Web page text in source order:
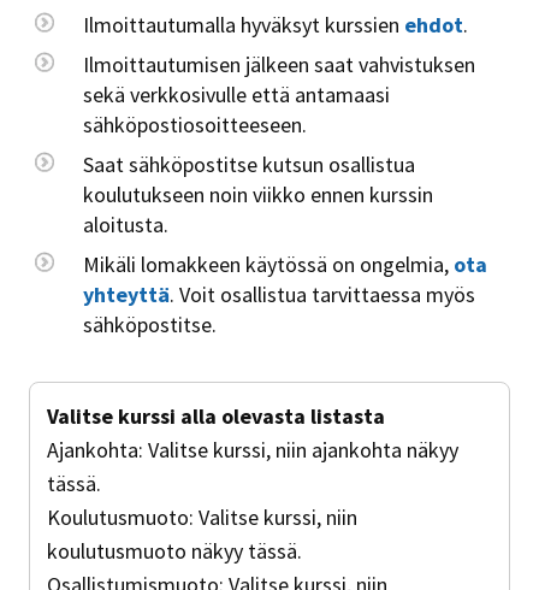
Ilmoittautumalla hyväksyt kurssien ehdot.
Ilmoittautumisen jälkeen saat vahvistuksen
sekä verkkosivulle että antamaasi
sähköpostiosoitteeseen.
Saat sähköpostitse kutsun osallistua
koulutukseen noin viikko ennen kurssin
aloitusta.
Mikäli lomakkeen käytössä on ongelmia, ota
yhteyttä. Voit osallistua tarvittaessa myös
sähköpostitse.
Valitse kurssi alla olevasta listasta
Ajankohta:Valitse kurssi, niin ajankohta näkyy
tässä.
Koulutusmuoto:Valitse kurssi, niin
koulutusmuoto näkyy tässä.
Osallistumismuoto:Valitse kurssi, niin